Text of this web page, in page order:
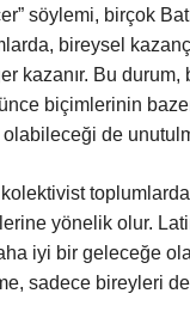
söylemi, birçok
bireysel
kazanır. Bu
biçimlerinin
de
yönelik olur.
iyi bir geleceğe
sadece bireyleri